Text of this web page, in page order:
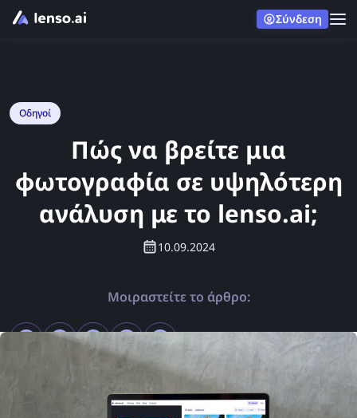
Σύνδεση
Οδηγοί
Πώς να βρείτε μια
φωτογραφία σε υψηλότερη
ανάλυση με το lenso.ai;
10.09.2024
Μοιραστείτε το άρθρο: